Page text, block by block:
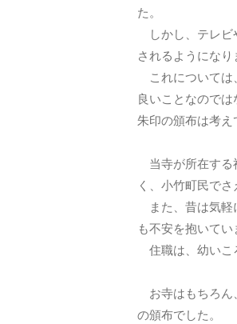
た。
しかし、テレビ
されるようになり
これについては
良いことなので
朱印の頒布は考え
当寺が所在する
く、小竹町民で
また、昔は気軽
も不安を抱いてい
住職は、幼いこ
お寺はもちろん
の頒布でした。